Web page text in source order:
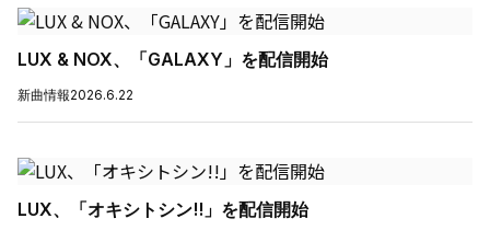
LUX & NOX、「GALAXY」を配信開始
新曲情報2026.6.22
LUX、「オキシトシン!!」を配信開始